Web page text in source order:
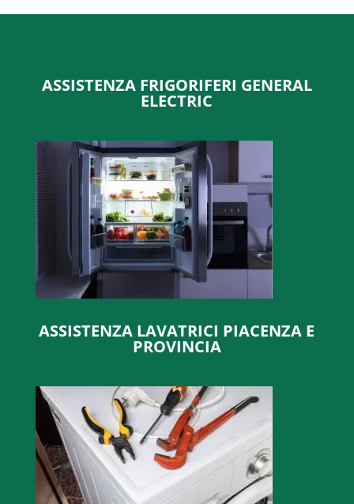
ASSISTENZA FRIGORIFERI GENERAL
ELECTRIC
ASSISTENZA LAVATRICI PIACENZA E
PROVINCIA